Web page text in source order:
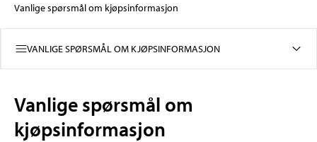
Vanlige spørsmål om kjøpsinformasjon
VANLIGE SPØRSMÅL OM KJØPSINFORMASJON
Vanlige spørsmål om
kjøpsinformasjon